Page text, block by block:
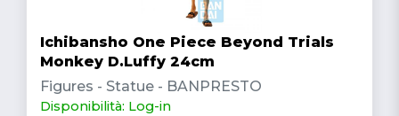
Ichibansho One Piece Beyond Trials
Monkey D.Luffy 24cm
Figures - Statue - BANPRESTO
Disponibilità: Log-in